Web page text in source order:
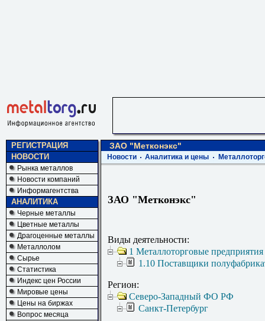
РЕГИСТРАЦИЯ
НОВОСТИ
Рынка металлов
Новости компаний
Информагентства
АНАЛИТИКА
Черные металлы
Цветные металлы
Драгоценные металлы
Металлолом
Сырье
Статистика
Индекс цен России
Мировые цены
Цены на биржах
Вопрос месяца
ЗАО "Метконэкс"
Новости Аналитика и цены
ЗАО "Метконэкс"
Виды деятельности:
1 Металлоторговые
1.10 Поставщики
Регион:
Северо-Западный ФО РФ
Санкт-Петербург